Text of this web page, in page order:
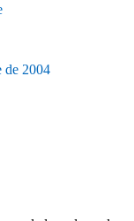
de 2004